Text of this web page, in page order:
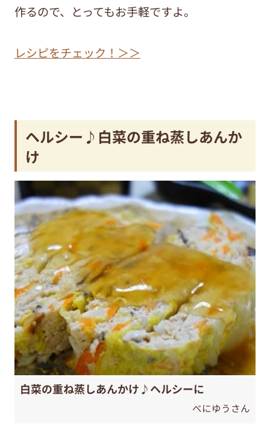
作るので、とってもお手軽ですよ。
レシピをチェック！＞＞
ヘルシー♪白菜の重ね蒸しあんか
け
白菜の重ね蒸しあんかけ♪ヘルシーに
べにゆうさん